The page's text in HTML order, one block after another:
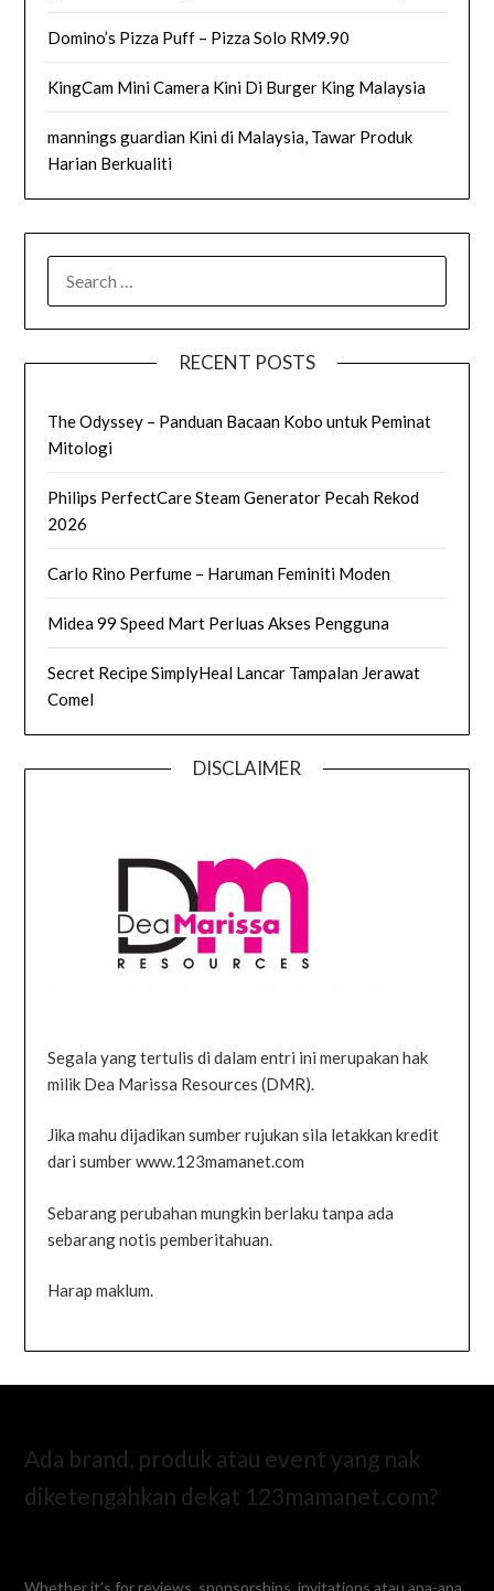
Domino’s Pizza Puff – Pizza Solo RM9.90
KingCam Mini Camera Kini Di Burger King Malaysia
mannings guardian Kini di Malaysia, Tawar Produk
Harian Berkualiti
RECENT POSTS
The Odyssey – Panduan Bacaan Kobo untuk Peminat
Mitologi
Philips PerfectCare Steam Generator Pecah Rekod
2026
Carlo Rino Perfume – Haruman Feminiti Moden
Midea 99 Speed Mart Perluas Akses Pengguna
Secret Recipe SimplyHeal Lancar Tampalan Jerawat
Comel
DISCLAIMER
Segala yang tertulis di dalam entri ini merupakan hak
milik Dea Marissa Resources (DMR).
Jika mahu dijadikan sumber rujukan sila letakkan kredit
dari sumber www.123mamanet.com
Sebarang perubahan mungkin berlaku tanpa ada
sebarang notis pemberitahuan.
Harap maklum.
Ada brand, produk atau event yang nak
diketengahkan dekat 123mamanet.com?
Whether it’s for reviews, sponsorships, invitations atau apa-apa